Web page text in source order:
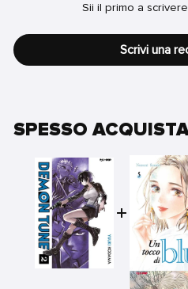
Sii il primo a
Scrivi una
SPESSO